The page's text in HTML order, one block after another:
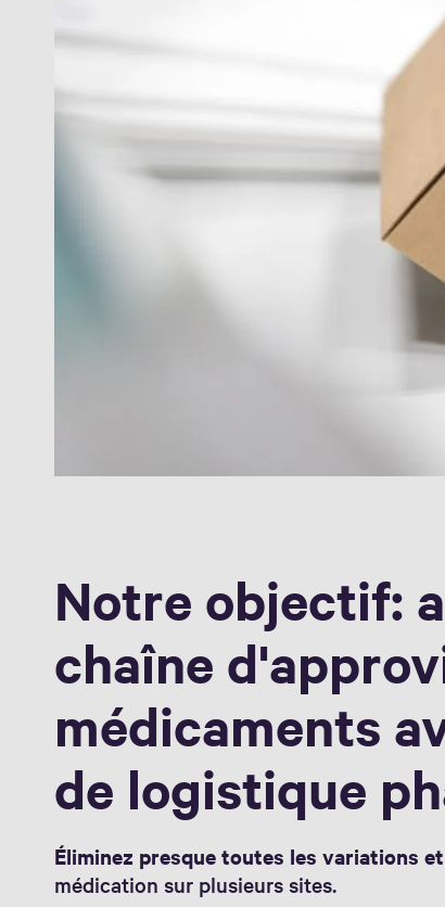
Notre objectif:
chaîne
médicaments
de logistique
Éliminez presque toutes les variations
médication sur plusieurs sites.